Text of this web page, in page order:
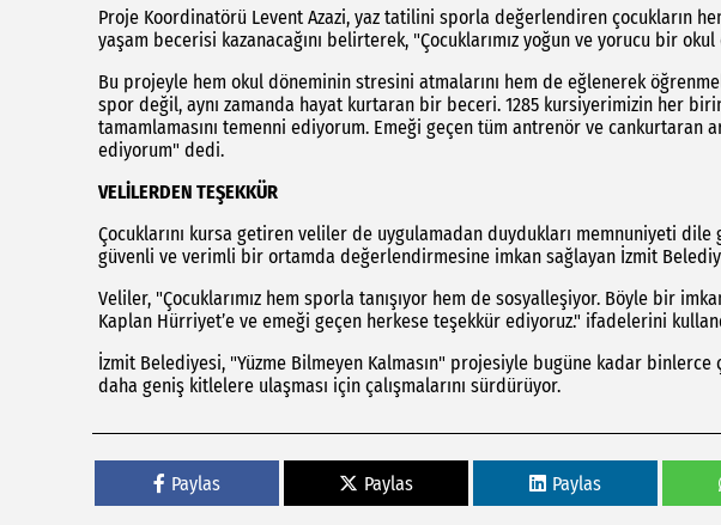
Proje Koordinatörü Levent Azazi, yaz tatilini sporla değerlendiren çocukların
yaşam becerisi kazanacağını belirterek, "Çocuklarımız yoğun ve yorucu bir
Bu projeyle hem okul döneminin stresini atmalarını hem de eğlenerek
spor değil, aynı zamanda hayat kurtaran bir beceri. 1285 kursiyerimizin her
tamamlamasını temenni ediyorum. Emeği geçen tüm antrenör ve cankurtaran
ediyorum" dedi.
VELİLERDEN TEŞEKKÜR
Çocuklarını kursa getiren veliler de uygulamadan duydukları memnuniyeti dile
güvenli ve verimli bir ortamda değerlendirmesine imkan sağlayan İzmit
Veliler, "Çocuklarımız hem sporla tanışıyor hem de sosyalleşiyor. Böyle bir
Kaplan Hürriyet’e ve emeği geçen herkese teşekkür ediyoruz." ifadelerini
İzmit Belediyesi, "Yüzme Bilmeyen Kalmasın" projesiyle bugüne kadar
daha geniş kitlelere ulaşması için çalışmalarını sürdürüyor.
Paylas Paylas Paylas